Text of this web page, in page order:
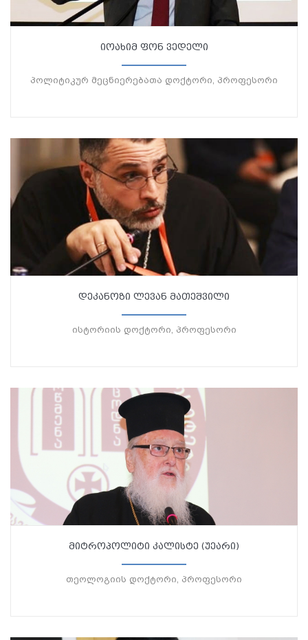
იოახიმ ფონ ვედელი
პოლიტიკურ მეცნიერებათა დოქტორი, პროფესორი
დეკანოზი ლევან მათეშვილი
ისტორიის დოქტორი, პროფესორი
მიტროპოლიტი კალისტე (უეარი)
თეოლოგიის დოქტორი, პროფესორი